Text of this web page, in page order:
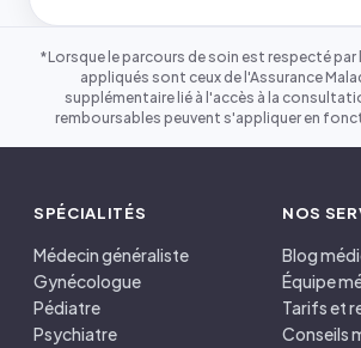
*Lorsque le parcours de soin est respecté
appliqués sont ceux de l'Assurance
supplémentaire lié à l'accès à la
remboursables peuvent s'appliquer en
SPÉCIALITÉS
Médecin généraliste
Gynécologue
Pédiatre
Psychiatre
NOS
Blog
Équipe
Tarifs et
Conseils